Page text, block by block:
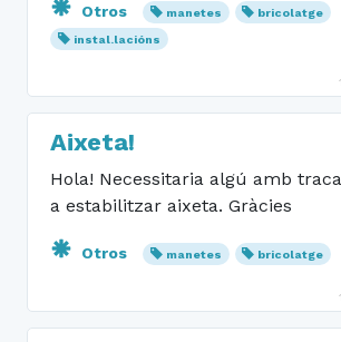
Otros manetes
bricolatge
instal.lacións
Aixeta!
Hola! Necessitaria algú amb
a estabilitzar aixeta. Gràcies
Otros manetes bricolatge